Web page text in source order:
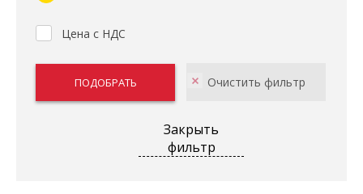
Цена с НДС
Закрыть
фильтр